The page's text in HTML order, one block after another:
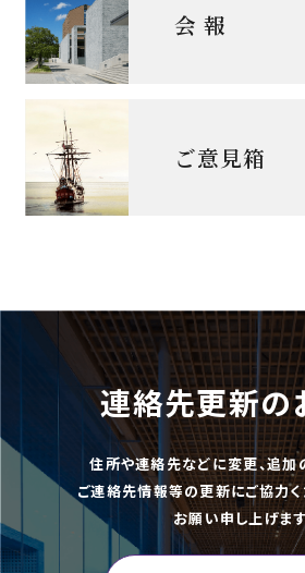
会 報
ご意見箱
連絡先更新の
住所や連絡先などに変更、追加
ご連絡先情報等の更新にご協力く
お願い申し上げます